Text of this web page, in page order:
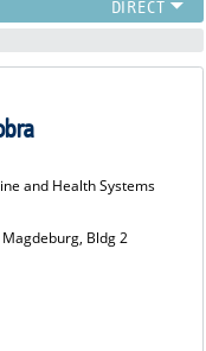
and Health Systems
Bldg 2